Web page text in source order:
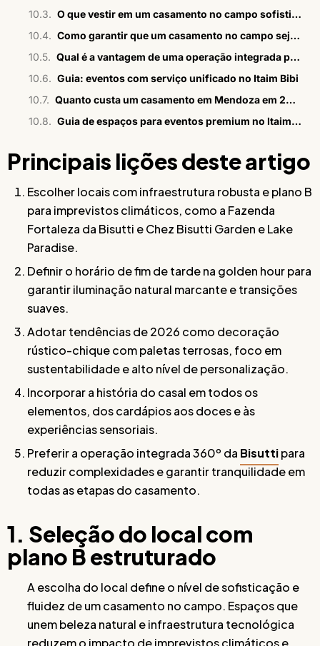
O que vestir em um casamento no campo sofisticado?
Como garantir que um casamento no campo seja personalizado?
Qual é a vantagem de uma operação integrada para casamentos no campo?
Guia: eventos com serviço unificado no Itaim Bibi
Quanto custa um casamento em Mendoza em 2026
Guia de espaços para eventos premium no Itaim Bibi em 2026
Principais lições deste artigo
Escolher locais com infraestrutura robusta e plano B
para imprevistos climáticos, como a Fazenda
Fortaleza da Bisutti e Chez Bisutti Garden e Lake
Paradise.
Definir o horário de fim de tarde na golden hour para
garantir iluminação natural marcante e transições
suaves.
Adotar tendências de 2026 como decoração
rústico-chique com paletas terrosas, foco em
sustentabilidade e alto nível de personalização.
Incorporar a história do casal em todos os
elementos, dos cardápios aos doces e às
experiências sensoriais.
Preferir a operação integrada 360º da Bisuttipara
reduzir complexidades e garantir tranquilidade em
todas as etapas do casamento.
1. Seleção do local com
plano B estruturado
A escolha do local define o nível de sofisticação e
fluidez de um casamento no campo. Espaços que
unem beleza natural e infraestrutura tecnológica
reduzem o impacto de imprevistos climáticos e